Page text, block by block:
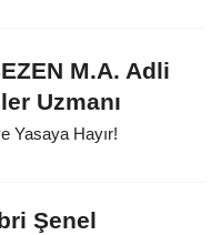
M.A. Adli
Uzmanı
Yasaya Hayır!
Şenel